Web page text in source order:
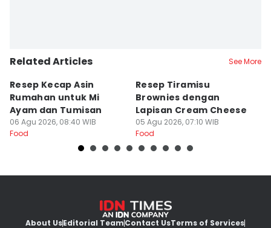
Related Articles See More
Resep Kecap Asin
Rumahan untuk Mi
Ayam dan Tumisan
06 Agu 2026, 08:40 WIB
Food
Resep Tiramisu
Brownies dengan
Lapisan Cream Cheese
05 Agu 2026, 07:10 WIB
Food
About UsEditorial TeamContact UsTerms of Services